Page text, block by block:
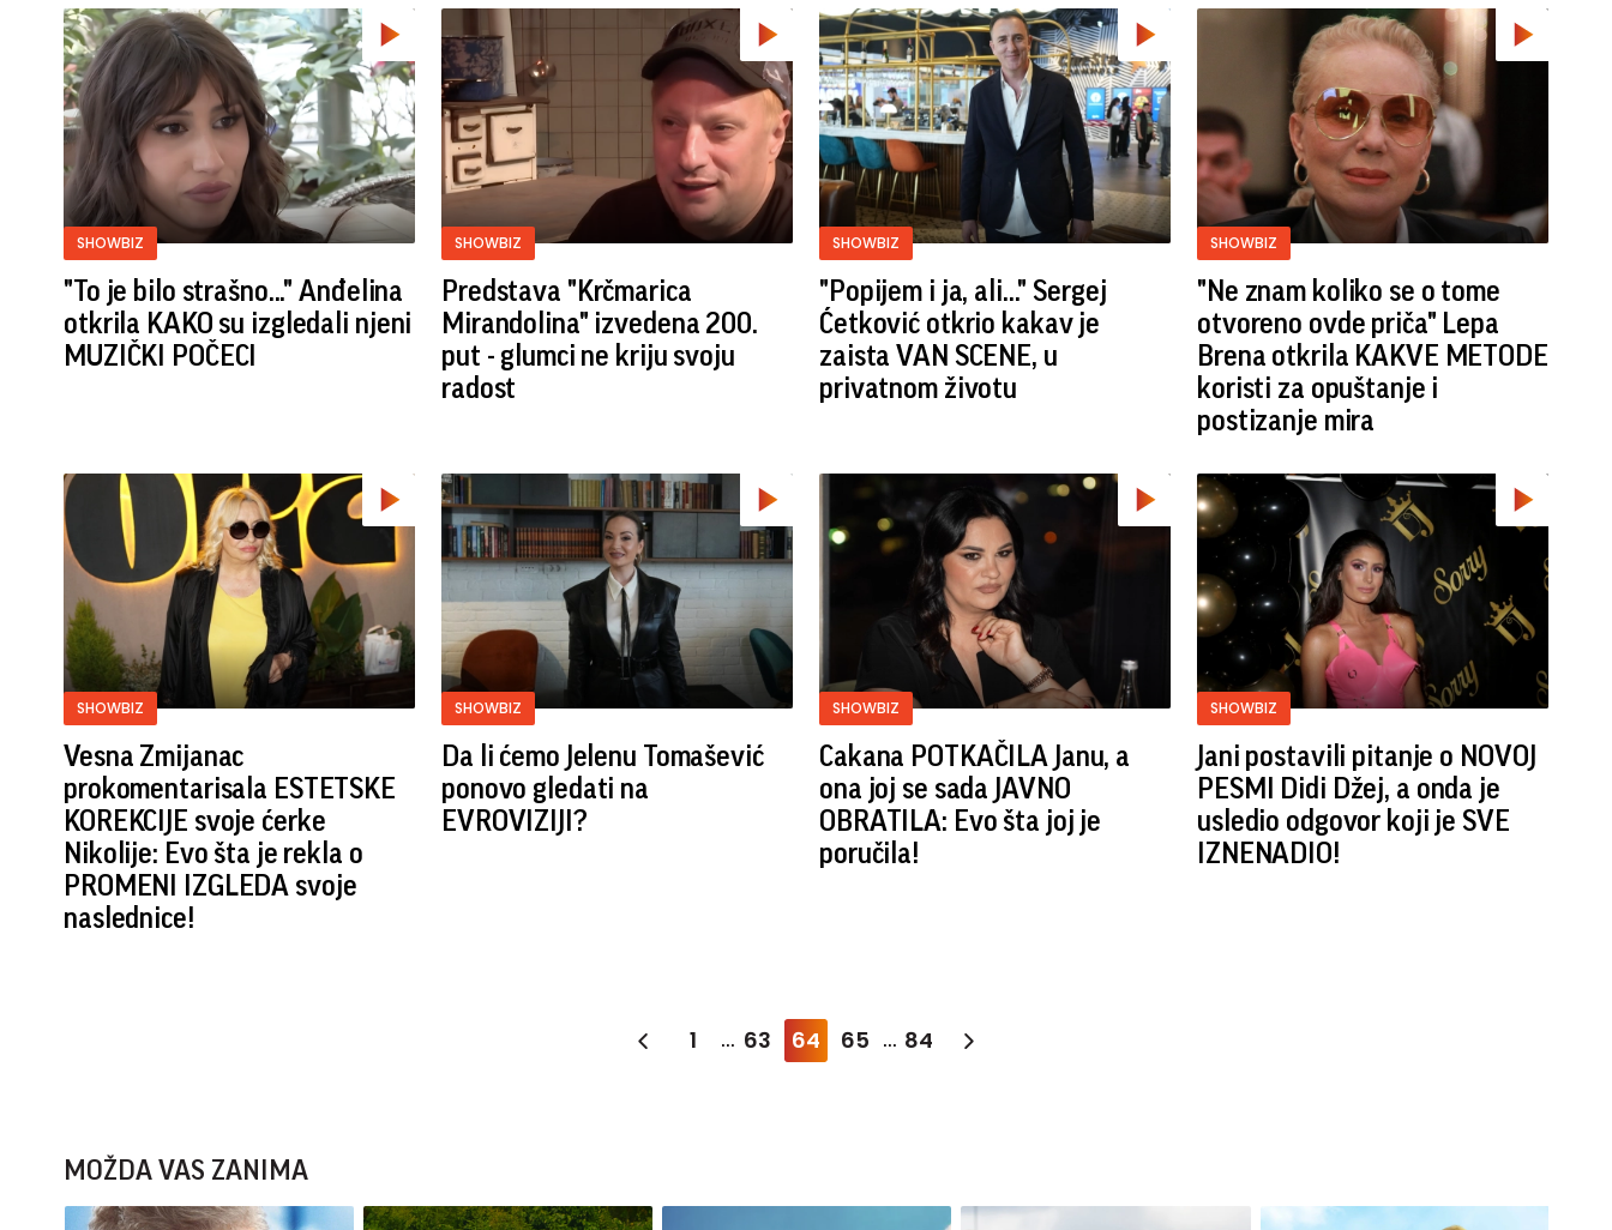
SHOWBIZ
"To je bilo strašno..." Anđelina
otkrila KAKO su izgledali njeni
MUZIČKI POČECI
SHOWBIZ
Predstava "Krčmarica
Mirandolina" izvedena 200.
put - glumci ne kriju svoju
radost
SHOWBIZ
"Popijem i ja, ali..." Sergej
Ćetković otkrio kakav je
zaista VAN SCENE, u
privatnom životu
SHOWBIZ
"Ne znam koliko se o tome
otvoreno ovde priča" Lepa
Brena otkrila KAKVE METODE
koristi za opuštanje i
postizanje mira
SHOWBIZ
Vesna Zmijanac
prokomentarisala ESTETSKE
KOREKCIJE svoje ćerke
Nikolije: Evo šta je rekla o
PROMENI IZGLEDA svoje
naslednice!
SHOWBIZ
Da li ćemo Jelenu Tomašević
ponovo gledati na
EVROVIZIJI?
SHOWBIZ
Cakana POTKAČILA Janu, a
ona joj se sada JAVNO
OBRATILA: Evo šta joj je
poručila!
SHOWBIZ
Jani postavili pitanje o NOVOJ
PESMI Didi Džej, a onda je
usledio odgovor koji je SVE
IZNENADIO!
1 ... 63 64 65 ... 84
MOŽDA VAS ZANIMA